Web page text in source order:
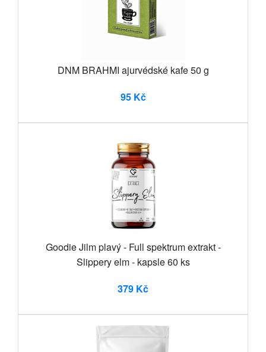
DNM BRAHMI ajurvédské kafe 50 g
95 Kč
Goodie Jilm plavý - Full spektrum extrakt -
Slippery elm - kapsle 60 ks
379 Kč